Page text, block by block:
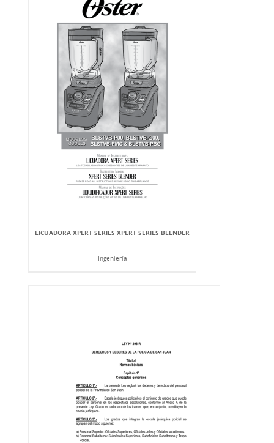
LICUADORA XPERT SERIES XPERT SERIES BLENDER
Ingeniería